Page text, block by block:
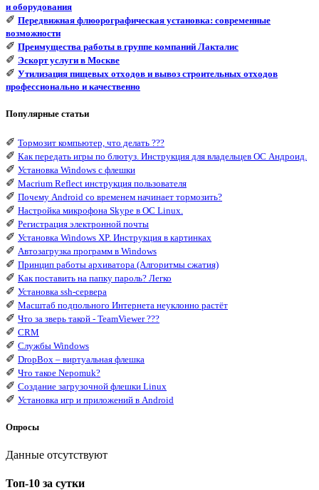
и оборудования
✐ Передвижная флюорографическая установка: современные
возможности
✐ Преимущества работы в группе компаний Лакталис
✐ Эскорт услуги в Москве
✐ Утилизация пищевых отходов и вывоз строительных отходов
профессионально и качественно
Популярные статьи
✐ Тормозит компьютер, что делать ???
✐ Как передать игры по блютуз. Инструкция для владельцев ОС Андроид.
✐ Установка Windows с флешки
✐ Macrium Reflect инструкция пользователя
✐ Почему Android со временем начинает тормозить?
✐ Настройка микрофона Skype в ОС Linux.
✐ Регистрация электронной почты
✐ Установка Windows XP. Инструкция в картинках
✐ Автозагрузка программ в Windows
✐ Принцип работы архиватора (Алгоритмы сжатия)
✐ Как поставить на папку пароль? Легко
✐ Установка ssh-сервера
✐ Масштаб подпольного Интернета неуклонно растёт
✐ Что за зверь такой - TeamViewer ???
✐ CRM
✐ Службы Windows
✐ DropBox – виртуальная флешка
✐ Что такое Nepomuk?
✐ Создание загрузочной флешки Linux
✐ Установка игр и приложений в Android
Опросы
Данные отсутствуют
Топ-10 за сутки